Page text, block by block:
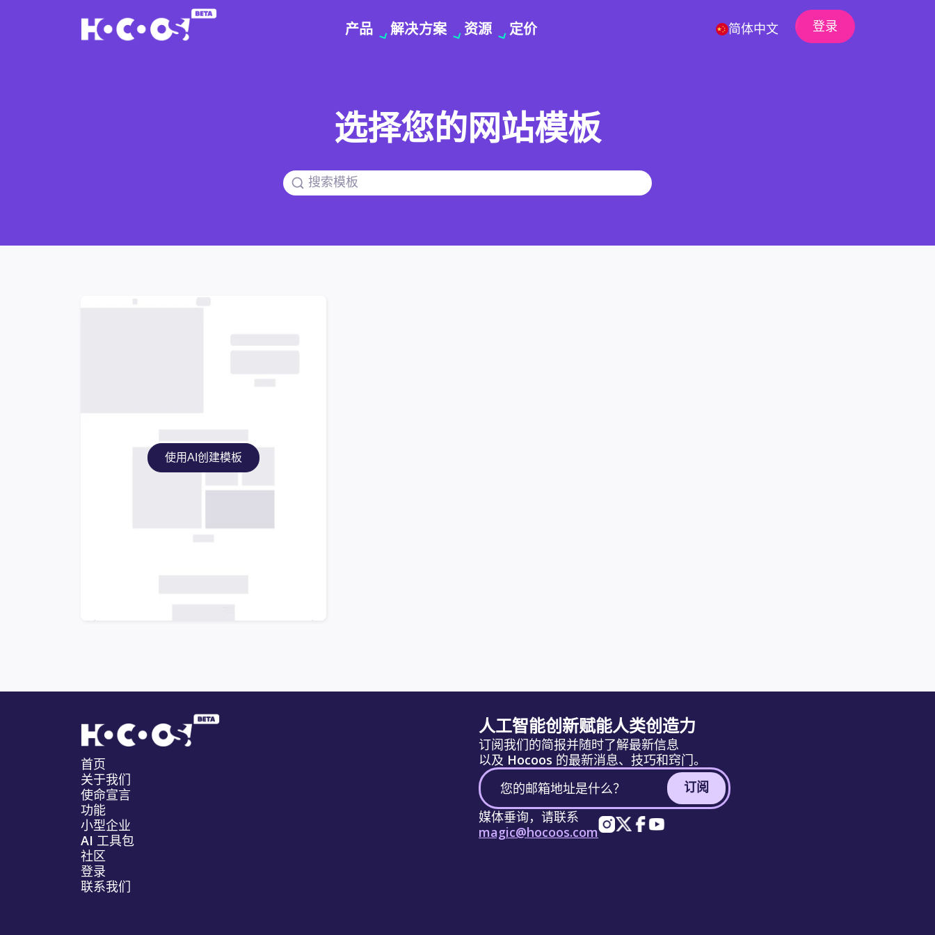
产品 解决方案 资源 定价 简体中文 登录
选择您的网站模板
使用AI创建模板
首页
关于我们
使命宣言
功能
小型企业
AI 工具包
社区
登录
联系我们
人工智能创新赋能人类创造力
订阅我们的简报并随时了解最新信息
以及 Hocoos 的最新消息、技巧和窍门。
订阅
媒体垂询，请联系
magic@hocoos.com